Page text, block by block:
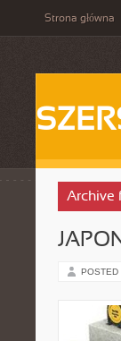
Strona główna
Archive
POSTED